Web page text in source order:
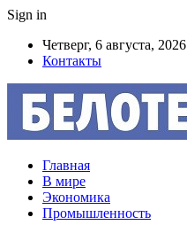
Sign in
Четверг, 6 августа, 2026
Контакты
Главная
В мире
Экономика
Промышленность